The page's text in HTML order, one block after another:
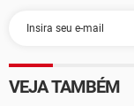
VEJA TAMBÉM